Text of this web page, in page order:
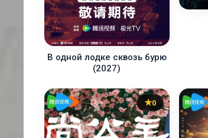
В одной лодке сквозь бурю
(2027)
0